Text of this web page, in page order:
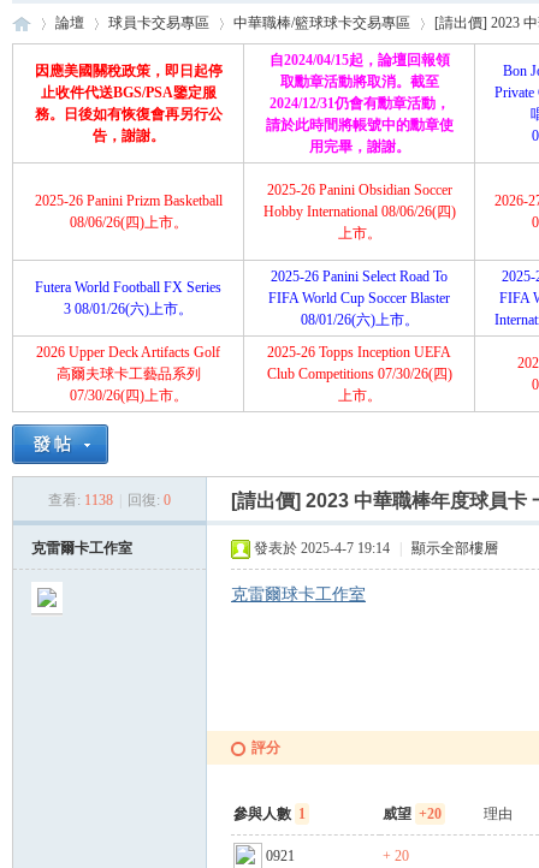
»
論壇
›
球員卡交易專區
›
中華職棒/籃球球卡交易專區
›
[請出價] 2023
因應美國關稅政策，即日起停
止收件代送BGS/PSA鑒定服
務。日後如有恢復會再另行公
告，謝謝。
自2024/04/15起，論壇回報領
取勳章活動將取消。截至
2024/12/31仍會有勳章活動，
請於此時間將帳號中的勳章使
用完畢，謝謝。
Bon
2025-26 Panini Prizm Basketball
08/06/26(四)上市。
2025-26 Panini Obsidian Soccer
Hobby International 08/06/26(四)
上市。
2026-
Futera World Football FX Series
3 08/01/26(六)上市。
2025-26 Panini Select Road To
FIFA World Cup Soccer Blaster
08/01/26(六)上市。
2025-
FIFA
2026 Upper Deck Artifacts Golf
高爾夫球卡工藝品系列
07/30/26(四)上市。
2025-26 Topps Inception UEFA
Club Competitions 07/30/26(四)
上市。
查看: 1138 回復: 0 [請出價] 2023 中華職棒年度球員卡
克雷爾卡工作室 發表於 2025-4-7 19:14 顯示全部樓層
克雷爾球卡工作室
評分
參與人數 1 威望 +20 理由
0921 + 20